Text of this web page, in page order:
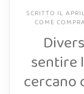
SCRITTO IL
COME
sentire
cercano